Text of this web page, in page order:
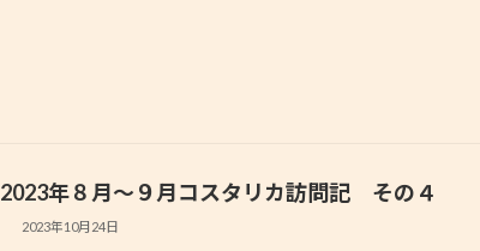
2023年８月〜９月コスタリカ訪問記 その４
2023年10月24日